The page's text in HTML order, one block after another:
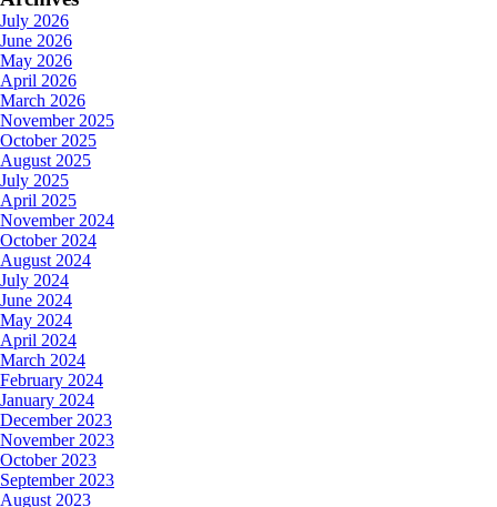
July 2026
June 2026
May 2026
April 2026
March 2026
November 2025
October 2025
August 2025
July 2025
April 2025
November 2024
October 2024
August 2024
July 2024
June 2024
May 2024
April 2024
March 2024
February 2024
January 2024
December 2023
November 2023
October 2023
September 2023
August 2023